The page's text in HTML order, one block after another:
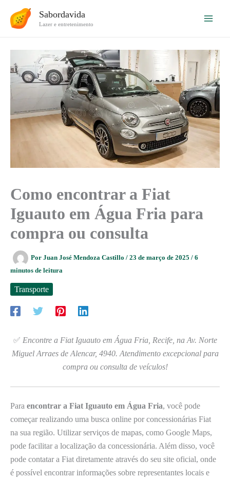
para
Sabordavida
Lazer e entretenimento
Como encontrar a Fiat
Iguauto em Água Fria para
compra ou consulta
Por Juan José Mendoza Castillo / 23 de março de 2025 / 6
minutos de leitura
Transporte
✅ Encontre a Fiat Iguauto em Água Fria, Recife, na Av. Norte
Miguel Arraes de Alencar, 4940. Atendimento excepcional para
compra ou consulta de veículos!
Para encontrar a Fiat Iguauto em Água Fria, você pode
começar realizando uma busca online por concessionárias Fiat
na sua região. Utilizar serviços de mapas, como Google Maps,
pode facilitar a localização da concessionária. Além disso, você
pode contatar a Fiat diretamente através do seu site oficial, onde
é possível encontrar informações sobre representantes locais e